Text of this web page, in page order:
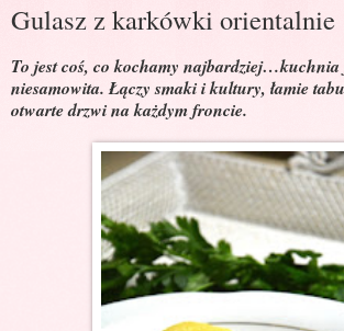
Gulasz z karkówki orientalnie
To jest coś, co kochamy najbardziej…kuchnia
niesamowita. Łączy smaki i kultury, łamie
otwarte drzwi na każdym froncie.